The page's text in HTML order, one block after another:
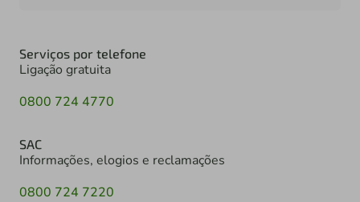
Serviços por telefone
Ligação gratuita
0800 724 4770
SAC
Informações, elogios e reclamações
0800 724 7220